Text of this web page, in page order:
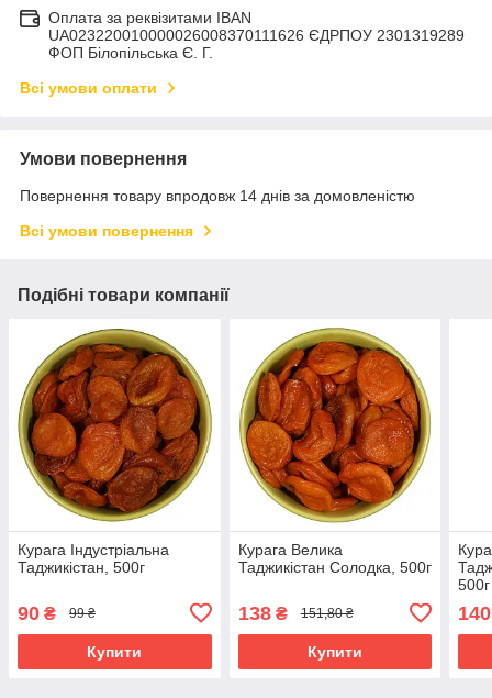
Оплата за реквізитами IBAN
UA023220010000026008370111626 ЄДРПОУ 2301319289
ФОП Білопільська Є. Г.
Всі умови оплати
Умови повернення
Повернення товару впродовж 14 днів за домовленістю
Всі умови повернення
Подібні товари компанії
Курага Індустріальна
Таджикістан, 500г
90 ₴ 99 ₴
Купити
Курага Велика
Таджикістан Солодка, 500г
138₴ 151,80 ₴
Купити
500г
140